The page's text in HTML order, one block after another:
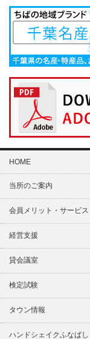
HOME
当所のご案内
会員メリット・サービス
経営支援
貸会議室
検定試験
タウン情報
ハンドシェイクふなばし